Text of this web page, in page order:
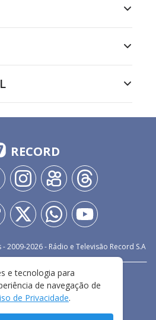
RECORD
2009-2026- Rádio e Televisão Record S.A
CONOSCO
PRIVACIDADE
CONDIÇÕES DE USO
e tecnologia para
de navegação de
de Privacidade.